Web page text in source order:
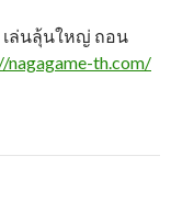
เล่นลุ้นใหญ่ ถอน
nagagame-th.com/